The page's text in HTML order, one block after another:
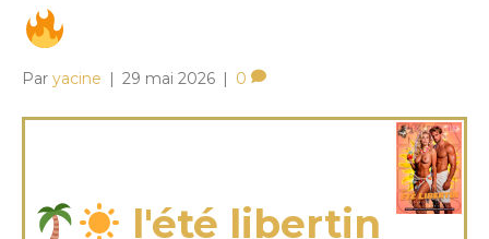
Par yacine | 29 mai 2026 | 0
l'été libertin